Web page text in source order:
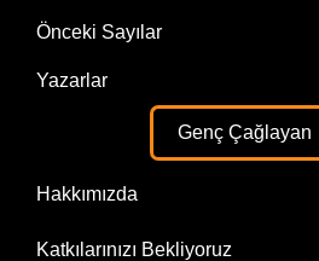
Önceki Sayılar
Yazarlar
Genç Çağlayan
Hakkımızda
Katkılarınızı Bekliyoruz